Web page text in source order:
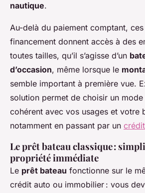
nautique.
Au-delà du paiement comptant,
financement donnent accès à des
toutes tailles, qu’il s’agisse d’un
d’occasion, même lorsque le
semble important à première vue.
solution permet de choisir un
cohérent avec vos usages et votre
notamment en passant par un
Le prêt bateau classique :
propriété immédiate
Le prêt bateau fonctionne sur le
crédit auto ou immobilier : vous